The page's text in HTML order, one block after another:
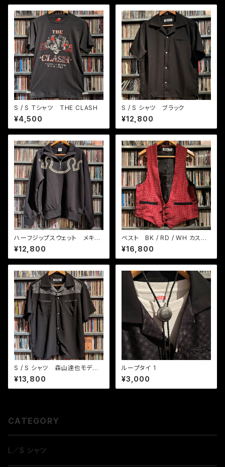
S / S Ｔシャツ THE CLASH
¥4,500
S / S シャツ ブラック
¥12,800
ハーフジップスウェット メキシ
カン BK / クリーム
¥12,800
ベスト BK / RD / WH カスリ
織りチェック
¥16,800
S / S シャツ 森山達也モデ
ル ヒビヤナイト BK / GYラメ
¥13,800
ループタイ 1
¥3,000
CATEGORY
L／S シャツ